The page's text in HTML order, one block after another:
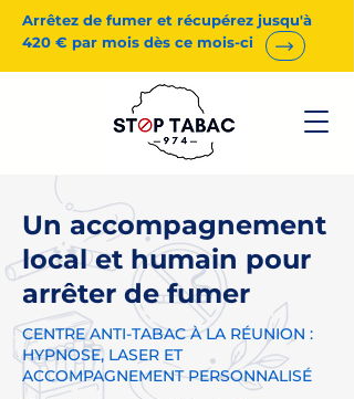
Arrêtez de fumer et récupérez jusqu'à
420 € par mois dès ce mois-ci
Un accompagnement
local et humain pour
arrêter de fumer
CENTRE ANTI-TABAC À LA RÉUNION :
HYPNOSE, LASER ET
ACCOMPAGNEMENT PERSONNALISÉ